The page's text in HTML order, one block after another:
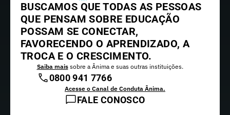
BUSCAMOS QUE TODAS AS PESSOAS
QUE PENSAM SOBRE EDUCAÇÃO
POSSAM SE CONECTAR,
FAVORECENDO O APRENDIZADO, A
TROCA E O CRESCIMENTO.
Saiba maissobre a Ânima e suas outras instituições.
0800 941 7766
Acesse o Canal de Conduta Ânima.
FALE CONOSCO